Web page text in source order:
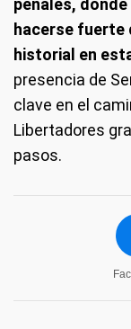
penales,
hacerse fuerte
historial en
presencia de
clave en el
Libertadores
pasos.